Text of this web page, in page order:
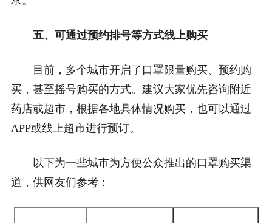
五、可通过预约排号等方式线上购买
目前，多个城市开启了口罩限量购买、预约购
买，甚至摇号购买的方式。建议大家优先咨询附近
药店或超市，根据各地具体情况购买，也可以通过
APP或线上超市进行预订。
以下为一些城市为方便公众推出的口罩购买渠
道，供网友们参考：